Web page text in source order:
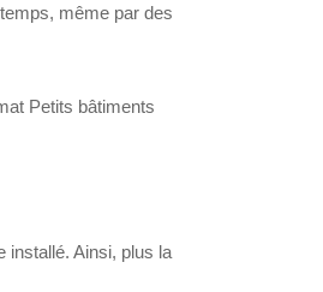
même par des
Petits bâtiments
installé. Ainsi, plus la